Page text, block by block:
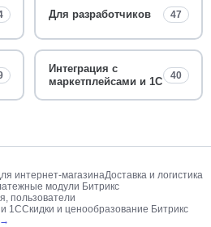
Для разработчиков 47
Интеграция с
маркетплейсами и 1С
40
интернет-магазинаДоставка и логистика
модули Битрикс
пользователи
и 1ССкидки и ценообразование Битрикс